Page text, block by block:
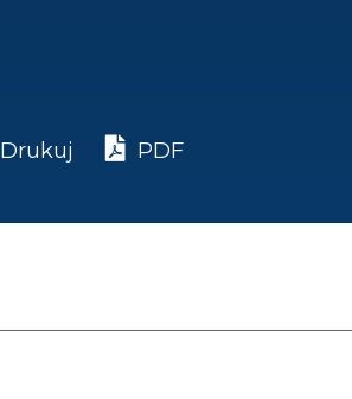
Drukuj PDF